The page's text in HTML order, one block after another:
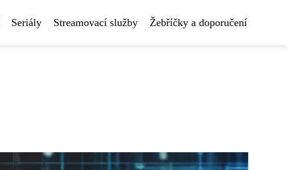
Seriály Streamovací služby Žebříčky a doporučení